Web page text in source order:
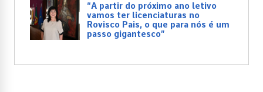
“A partir do próximo ano letivo
vamos ter licenciaturas no
Rovisco Pais, o que para nós é um
passo gigantesco”